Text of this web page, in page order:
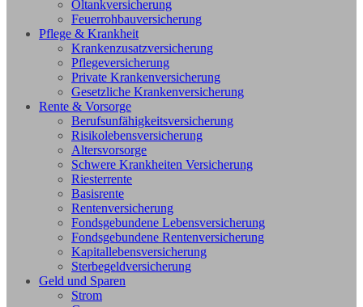
Öltankversicherung
Feuerrohbauversicherung
Pflege & Krankheit
Krankenzusatzversicherung
Pflegeversicherung
Private Krankenversicherung
Gesetzliche Krankenversicherung
Rente & Vorsorge
Berufs­unfähigkeitsversicherung
Risikolebensversicherung
Altersvorsorge
Schwere Krankheiten Versicherung
Riesterrente
Basisrente
Rentenversicherung
Fondsgebundene Lebensversicherung
Fondsgebundene Rentenversicherung
Kapitallebensversicherung
Sterbegeldversicherung
Geld und Sparen
Strom